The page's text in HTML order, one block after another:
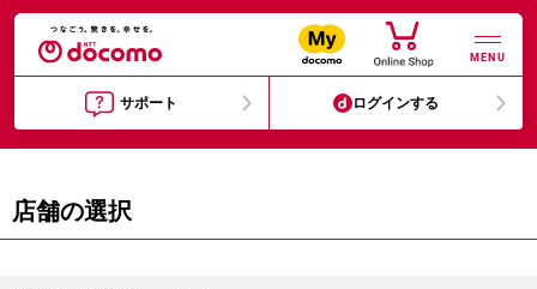
MENU
サポート ログインする
店舗の選択